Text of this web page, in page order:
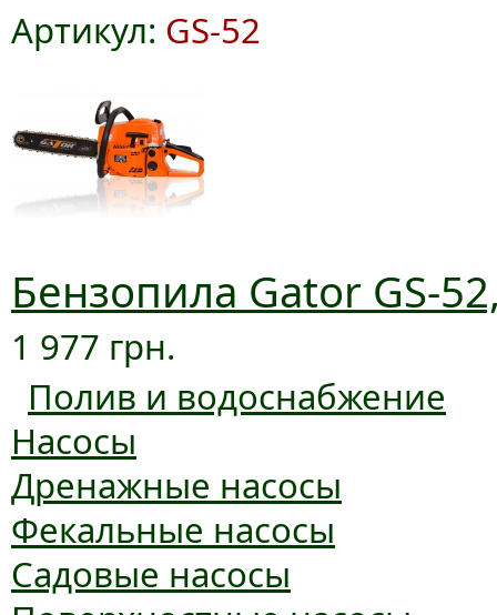
Артикул: GS-52
Бензопила Gator GS-
1 977 грн.
Полив и водоснабжение
Насосы
Дренажные насосы
Фекальные насосы
Садовые насосы